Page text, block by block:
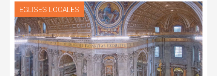
EGLISES LOCALES